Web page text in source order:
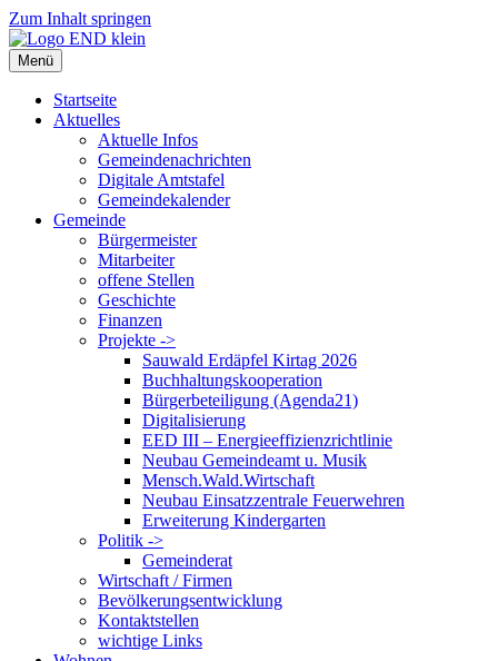
Zum Inhalt springen
Menü
Startseite
Aktuelles
Aktuelle Infos
Gemeindenachrichten
Digitale Amtstafel
Gemeindekalender
Gemeinde
Bürgermeister
Mitarbeiter
offene Stellen
Geschichte
Finanzen
Projekte ->
Sauwald Erdäpfel Kirtag 2026
Buchhaltungskooperation
Bürgerbeteiligung (Agenda21)
Digitalisierung
EED III – Energieeffizienzrichtlinie
Neubau Gemeindeamt u. Musik
Mensch.Wald.Wirtschaft
Neubau Einsatzzentrale Feuerwehren
Erweiterung Kindergarten
Politik ->
Gemeinderat
Wirtschaft / Firmen
Bevölkerungsentwicklung
Kontaktstellen
wichtige Links